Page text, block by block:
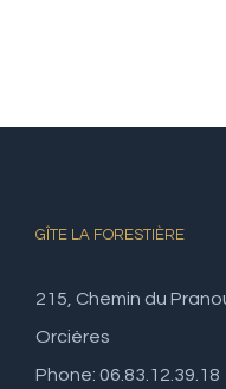
GÎTE LA FORESTIÈRE
215, Chemin du
Orcières
Phone: 06.83.12.39.18